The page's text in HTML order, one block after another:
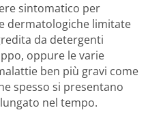
sintomatico per
dermatologiche limitate
da detergenti
oppure le varie
ben più gravi come
spesso si presentano
nel tempo.